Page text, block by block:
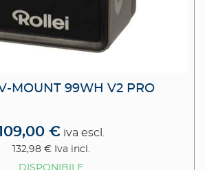
MOUNT 99WH V2 PRO
€ iva escl.
132,98 €
Iva incl.
DISPONIBILE